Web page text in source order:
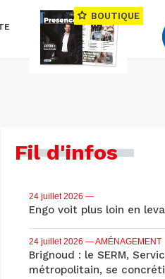
BOUTIQUE
Fil d'infos
24 juillet 2026 —
Engo voit plus loin en
24 juillet 2026 — AMÉNAGEMENT
Brignoud : le SERM,
métropolitain, se